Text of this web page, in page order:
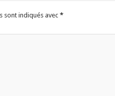
sont indiqués avec *